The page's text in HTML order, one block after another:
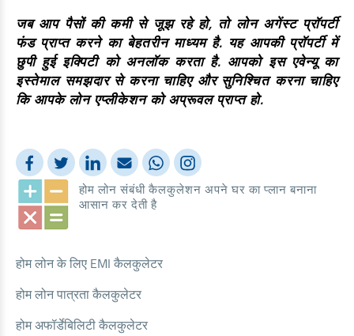
जब आप पैसों की कमी से जूझ रहे हो, तो लोन अगेंस्ट प्रॉपर्टी
फंड प्राप्त करने का बेहतरीन माध्यम है. यह आपकी प्रॉपर्टी में
छुपी हुई इक्पिटी को अनलॉक करता है. आपको इस एवेन्यू का
इस्तेमाल समझदार से करना चाहिए और सुनिश्चित करना चाहिए
कि आपके लोन एप्लीकेशन को अप्रूवल प्राप्त हो.
होम लोन संबंधी कैलकुलेशन अपने घर का प्लान बनाना
आसान कर देती है
होम लोन के लिए EMI कैलकुलेटर
होम लोन पात्रता कैलकुलेटर
होम अफॉर्डेबिलिटी कैलकुलेटर